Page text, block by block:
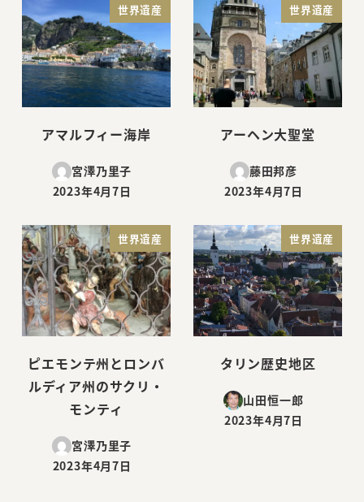
世界遺産
アマルフィー海岸
宮澤乃里子
投稿日
2023年4月7日
世界遺産
アーヘン大聖堂
藤田邦彦
投稿日
2023年4月7日
世界遺産
ピエモンテ州とロンバ
ルディア州のサクリ・
モンティ
宮澤乃里子
投稿日
2023年4月7日
世界遺産
タリン歴史地区
山田恒一郎
投稿日
2023年4月7日